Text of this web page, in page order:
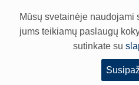
Mūsų svetainėje naudojami
jums teikiamų paslaugų
sutinkate su